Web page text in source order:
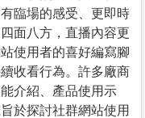
臨場的感受、更即時
面八方，直播內容更
使用者的喜好編寫腳
收看行為。許多廠商
介紹、產品使用示
於探討社群網站使用